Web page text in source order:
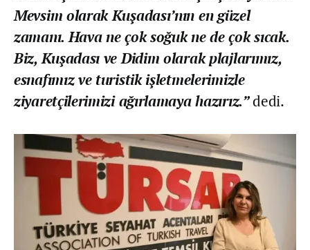
Mevsim olarak Kuşadası’nın en güzel
zamanı. Hava ne çok soğuk ne de çok sıcak.
Biz, Kuşadası ve Didim olarak plajlarımız,
esnafımız ve turistik işletmelerimizle
ziyaretçilerimizi ağırlamaya hazırız.”dedi.